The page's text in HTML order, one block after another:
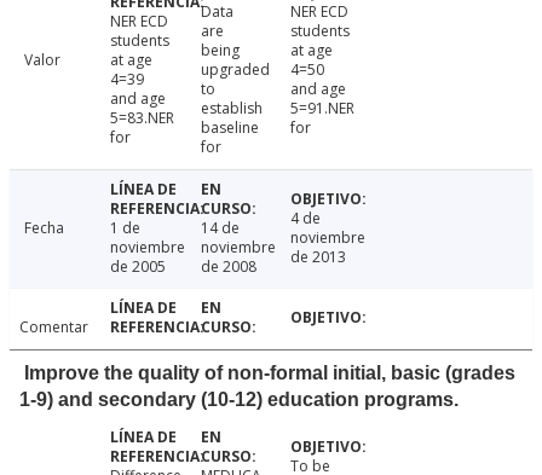
Valor
NER ECD
students
at age
4=39
and age
5=83.NER
for
Data
are
being
upgraded
to
establish
baseline
for
NER ECD
students
at age
4=50
and age
5=91.NER
for
Fecha
1 de
noviembre
de 2005
14 de
noviembre
de 2008
4 de
noviembre
de 2013
Comentar
Improve the quality of non-formal initial, basic (grades
1-9) and secondary (10-12) education programs.
To be